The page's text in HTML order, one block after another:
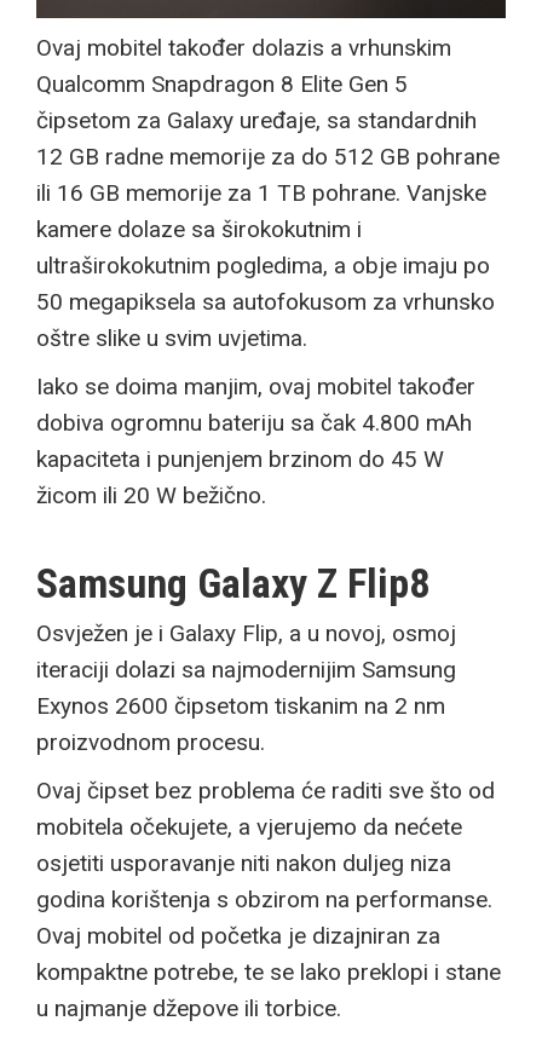
Ovaj mobitel također dolazis a vrhunskim
Qualcomm Snapdragon 8 Elite Gen 5
čipsetom za Galaxy uređaje, sa standardnih
12 GB radne memorije za do 512 GB pohrane
ili 16 GB memorije za 1 TB pohrane. Vanjske
kamere dolaze sa širokokutnim i
ultraširokokutnim pogledima, a obje imaju po
50 megapiksela sa autofokusom za vrhunsko
oštre slike u svim uvjetima.
Iako se doima manjim, ovaj mobitel također
dobiva ogromnu bateriju sa čak 4.800 mAh
kapaciteta i punjenjem brzinom do 45 W
žicom ili 20 W bežično.
Samsung Galaxy Z Flip8
Osvježen je i Galaxy Flip, a u novoj, osmoj
iteraciji dolazi sa najmodernijim Samsung
Exynos 2600 čipsetom tiskanim na 2 nm
proizvodnom procesu.
Ovaj čipset bez problema će raditi sve što od
mobitela očekujete, a vjerujemo da nećete
osjetiti usporavanje niti nakon duljeg niza
godina korištenja s obzirom na performanse.
Ovaj mobitel od početka je dizajniran za
kompaktne potrebe, te se lako preklopi i stane
u najmanje džepove ili torbice.